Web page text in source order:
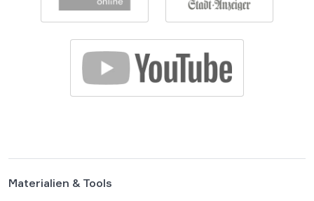
Materialien & Tools